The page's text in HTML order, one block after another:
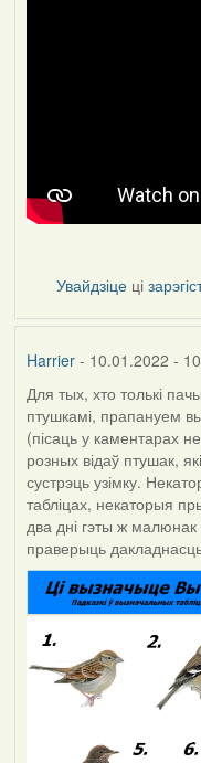
Увайдзіце ці
Harrier- 10.01.2022 -
Для тых, хто толькі
птушкамі, прапануем
(пісаць у каментарах
розных відаў птушак,
сустрэць узімку.
табліцах, некаторыя
два дні гэты ж малюнак
праверыць